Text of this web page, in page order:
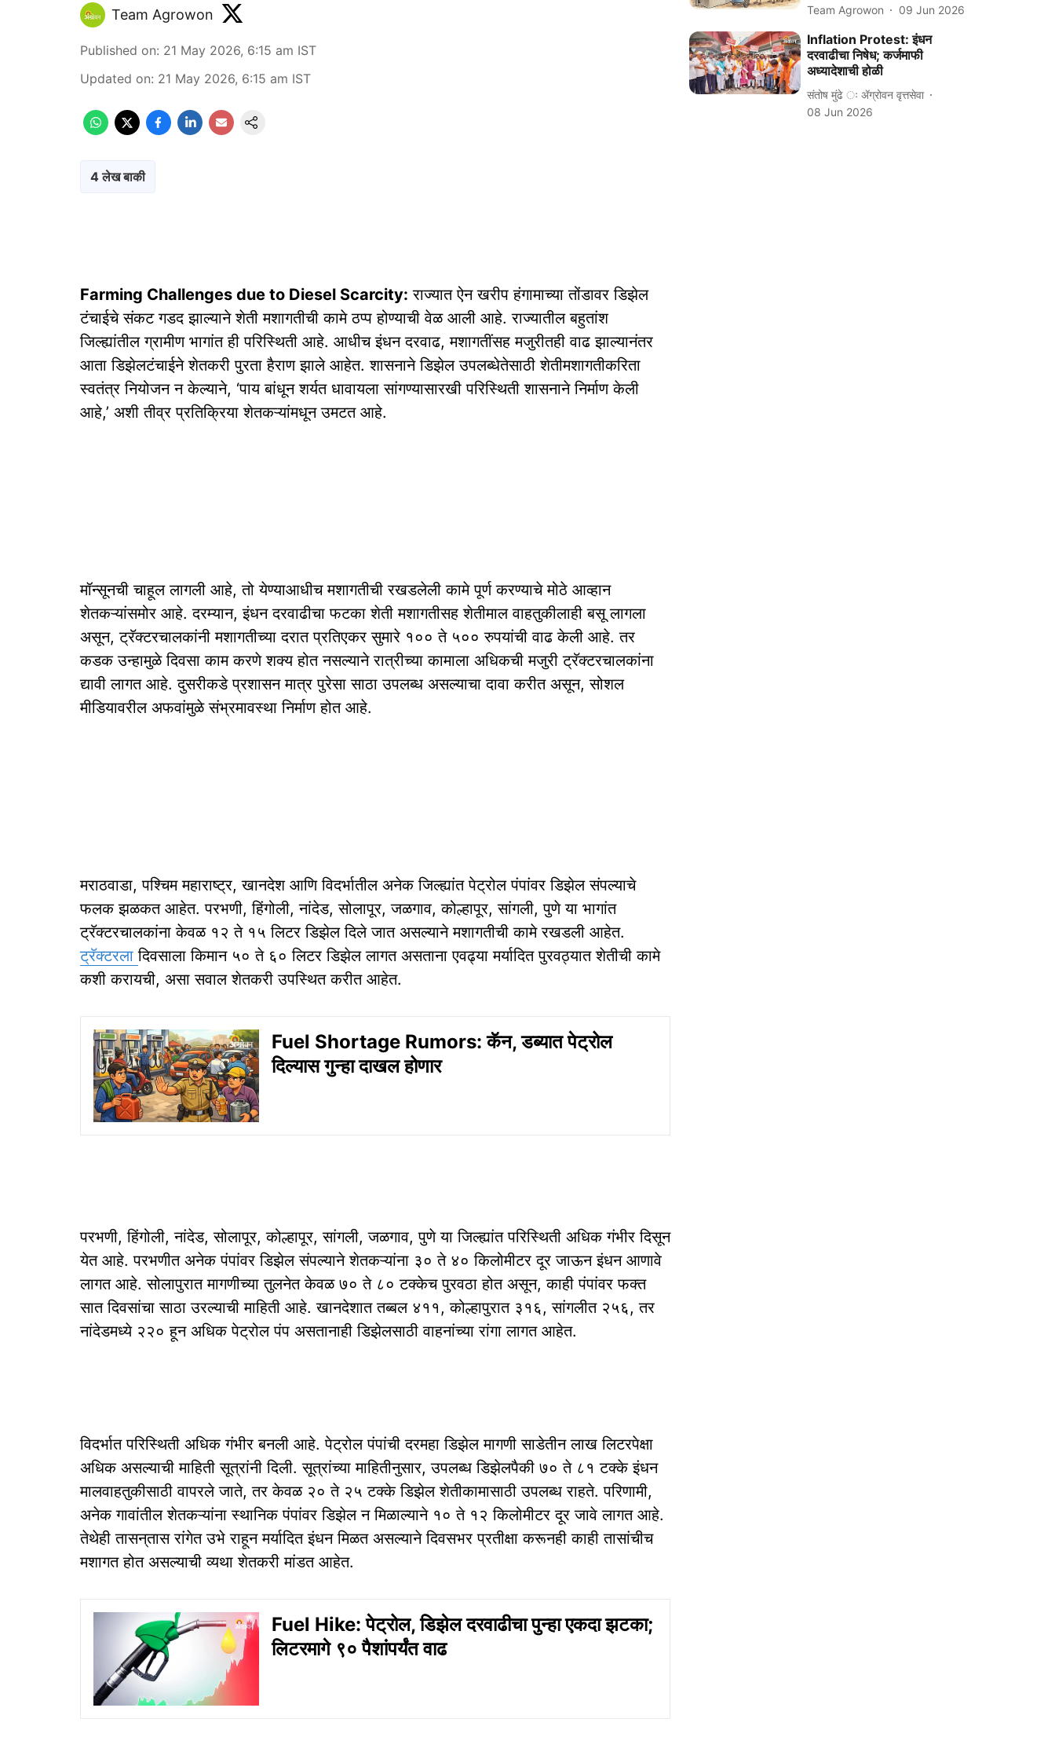
Team Agrowon
Published on: 21 May 2026, 6:15 am IST
Updated on: 21 May 2026, 6:15 am IST
4 लेख बाकी
Farming Challenges due to Diesel Scarcity: राज्यात ऐन खरीप हंगामाच्या तोंडावर डिझेल
टंचाईचे संकट गडद झाल्याने शेती मशागतीची कामे ठप्प होण्याची वेळ आली आहे. राज्यातील बहुतांश
जिल्ह्यांतील ग्रामीण भागांत ही परिस्थिती आहे. आधीच इंधन दरवाढ, मशागतींसह मजुरीतही वाढ झाल्यानंतर
आता डिझेलटंचाईने शेतकरी पुरता हैराण झाले आहेत. शासनाने डिझेल उपलब्धेतेसाठी शेतीमशागतीकरिता
स्वतंत्र नियोजन न केल्याने, ‘पाय बांधून शर्यत धावायला सांगण्यासारखी परिस्थिती शासनाने निर्माण केली
आहे,’ अशी तीव्र प्रतिक्रिया शेतकऱ्यांमधून उमटत आहे.
मॉन्सूनची चाहूल लागली आहे, तो येण्याआधीच मशागतीची रखडलेली कामे पूर्ण करण्याचे मोठे आव्हान
शेतकऱ्यांसमोर आहे. दरम्यान, इंधन दरवाढीचा फटका शेती मशागतीसह शेतीमाल वाहतुकीलाही बसू लागला
असून, ट्रॅक्टरचालकांनी मशागतीच्या दरात प्रतिएकर सुमारे १०० ते ५०० रुपयांची वाढ केली आहे. तर
कडक उन्हामुळे दिवसा काम करणे शक्य होत नसल्याने रात्रीच्या कामाला अधिकची मजुरी ट्रॅक्टरचालकांना
द्यावी लागत आहे. दुसरीकडे प्रशासन मात्र पुरेसा साठा उपलब्ध असल्याचा दावा करीत असून, सोशल
मीडियावरील अफवांमुळे संभ्रमावस्था निर्माण होत आहे.
मराठवाडा, पश्चिम महाराष्ट्र, खानदेश आणि विदर्भातील अनेक जिल्ह्यांत पेट्रोल पंपांवर डिझेल संपल्याचे
फलक झळकत आहेत. परभणी, हिंगोली, नांदेड, सोलापूर, जळगाव, कोल्हापूर, सांगली, पुणे या भागांत
ट्रॅक्टरचालकांना केवळ १२ ते १५ लिटर डिझेल दिले जात असल्याने मशागतीची कामे रखडली आहेत.
ट्रॅक्टरलादिवसाला किमान ५० ते ६० लिटर डिझेल लागत असताना एवढ्या मर्यादित पुरवठ्यात शेतीची कामे
कशी करायची, असा सवाल शेतकरी उपस्थित करीत आहेत.
Fuel Shortage Rumors: कॅन, डब्यात पेट्रोल
दिल्यास गुन्हा दाखल होणार
परभणी, हिंगोली, नांदेड, सोलापूर, कोल्हापूर, सांगली, जळगाव, पुणे या जिल्ह्यांत परिस्थिती अधिक गंभीर दिसून
येत आहे. परभणीत अनेक पंपांवर डिझेल संपल्याने शेतकऱ्यांना ३० ते ४० किलोमीटर दूर जाऊन इंधन आणावे
लागत आहे. सोलापुरात मागणीच्या तुलनेत केवळ ७० ते ८० टक्केच पुरवठा होत असून, काही पंपांवर फक्त
सात दिवसांचा साठा उरल्याची माहिती आहे. खानदेशात तब्बल ४११, कोल्हापुरात ३१६, सांगलीत २५६, तर
नांदेडमध्ये २२० हून अधिक पेट्रोल पंप असतानाही डिझेलसाठी वाहनांच्या रांगा लागत आहेत.
विदर्भात परिस्थिती अधिक गंभीर बनली आहे. पेट्रोल पंपांची दरमहा डिझेल मागणी साडेतीन लाख लिटरपेक्षा
अधिक असल्याची माहिती सूत्रांनी दिली. सूत्रांच्या माहितीनुसार, उपलब्ध डिझेलपैकी ७० ते ८१ टक्के इंधन
मालवाहतुकीसाठी वापरले जाते, तर केवळ २० ते २५ टक्के डिझेल शेतीकामासाठी उपलब्ध राहते. परिणामी,
अनेक गावांतील शेतकऱ्यांना स्थानिक पंपांवर डिझेल न मिळाल्याने १० ते १२ किलोमीटर दूर जावे लागत आहे.
तेथेही तासन्‌तास रांगेत उभे राहून मर्यादित इंधन मिळत असल्याने दिवसभर प्रतीक्षा करूनही काही तासांचीच
मशागत होत असल्याची व्यथा शेतकरी मांडत आहेत.
Fuel Hike: पेट्रोल, डिझेल दरवाढीचा पुन्हा एकदा झटका;
लिटरमागे ९० पैशांपर्यंत वाढ
Team Agrowon 09 Jun 2026
Inflation Protest: इंधन
दरवाढीचा निषेध; कर्जमाफी
अध्यादेशाची होळी
संतोष मुंढे ः ॲग्रोवन वृत्तसेवा
08 Jun 2026